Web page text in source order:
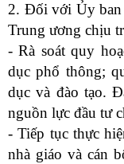
2. Đối với Ủy ban
Trung ương chịu
- Rà soát quy
dục phổ thông;
dục và đào tạo.
nguồn lực đầu tư
- Tiếp tục thực
nhà giáo và cán